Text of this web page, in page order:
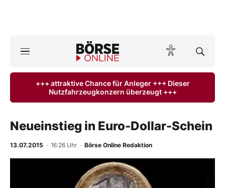
ktuelle Ausgabe BÖRSE ONLINE lesen
Anlageprodukte
Finanz-Check
+++ attraktive Chance für Anleger +++ Dieser
Nutzfahrzeugkonzern überzeugt +++
Neueinstieg in Euro-Dollar-Schein
13.07.2015 · 16:26 Uhr · Börse Online Redaktion